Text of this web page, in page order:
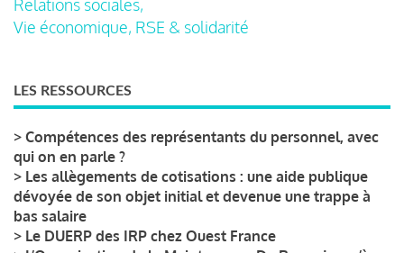
Relations sociales,
Vie économique, RSE & solidarité
LES RESSOURCES
> Compétences des représentants du personnel, avec
qui on en parle ?
> Les allègements de cotisations : une aide publique
dévoyée de son objet initial et devenue une trappe à
bas salaire
> Le DUERP des IRP chez Ouest France